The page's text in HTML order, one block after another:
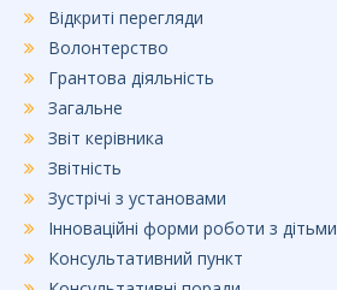
Відкриті перегляди
Волонтерство
Грантова діяльність
Загальне
Звіт керівника
Звітність
Зустрічі з установами
Інноваційні форми роботи з дітьми
Консультативний пункт